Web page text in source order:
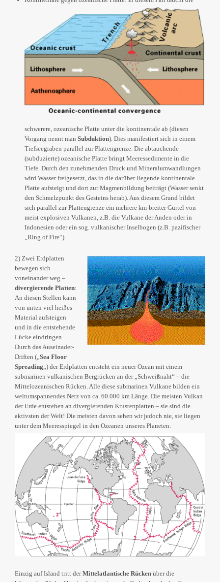
schwerere, ozeanische Platte unter die kontinentale ab (diesen
Vorgang nennt man Subduktion). Dies manifestiert sich in einem
Tiefseegraben parallel zur Plattengrenze. Die abtauchende
(subduzierte) ozeanische Platte bringt Meeressedimente in die
Tiefe. Durch den zunehmenden Druck und Mineralumwandlungen
wird Wasser freigesetzt, das in die darüber liegende kontinentale
Platte aufsteigt und dort zur Magmenbildung beiträgt (Wasser senkt
den Schmelzpunkt des Gesteins herab). Aus diesem Grund bildet
sich parallel zur Plattengrenze ein mehrere km-breiter Gürtel von
meist explosiven Vulkanen, z.B. die Vulkane der Anden oder in
Indonesien oder ein sog. vulkanischer Inselbogen (z.B. pazifischer
„Ring of Fire“).
2) Zwei Erdplatten
bewegen sich
voneinander weg –
divergierende Platten:
An diesen Stellen kann
von unten viel heißes
Material aufsteigen
und in die entstehende
Lücke eindringen.
Durch das Auseinader-
Driften („Sea Floor
Spreading„) der Erdplatten entsteht ein neuer Ozean mit einem
submarinen vulkanischen Bergrücken an der „Schweißnaht“ – die
Mittelozeanischen Rücken. Alle diese submarinen Vulkane bilden ein
weltumspannendes Netz von ca. 60.000 km Länge. Die meisten Vulkan
der Erde entstehen an divergierenden Krustenplatten – sie sind die
aktivsten der Welt! Die meisten davon sehen wir jedoch nie, sie liegen
unter dem Meeresspiegel in den Ozeanen unseres Planeten.
Einzig auf Island tritt derMittelatlantische Rücken über die